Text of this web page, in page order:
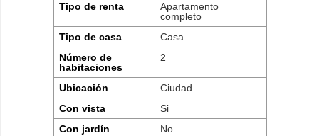
Tipo de renta
Apartamento
completo
Tipo de casa
Casa
Número de
habitaciones
2
Ubicación
Ciudad
Con vista
Si
Con jardín
No